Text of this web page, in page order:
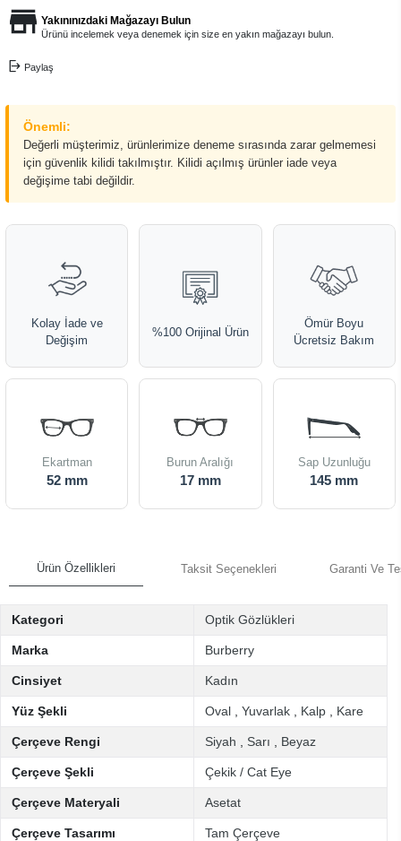
Yakınınızdaki Mağazayı Bulun
Ürünü incelemek veya denemek için size en yakın mağazayı bulun.
Paylaş
Önemli:
Değerli müşterimiz, ürünlerimize deneme sırasında zarar gelmemesi
için güvenlik kilidi takılmıştır. Kilidi açılmış ürünler iade veya
değişime tabi değildir.
Kolay İade ve
Değişim
%100 Orijinal Ürün
Ömür Boyu
Ücretsiz Bakım
Ekartman
52 mm
Burun Aralığı
17 mm
Sap Uzunluğu
145 mm
Ürün Özellikleri Taksit Seçenekleri Garanti Ve
Kategori Optik Gözlükleri
Marka Burberry
Cinsiyet Kadın
Yüz Şekli Oval Yuvarlak Kalp Kare
Çerçeve Rengi Siyah Sarı Beyaz
Çerçeve Şekli Çekik / Cat Eye
Çerçeve Materyali Asetat
Çerçeve Tasarımı Tam Çerçeve